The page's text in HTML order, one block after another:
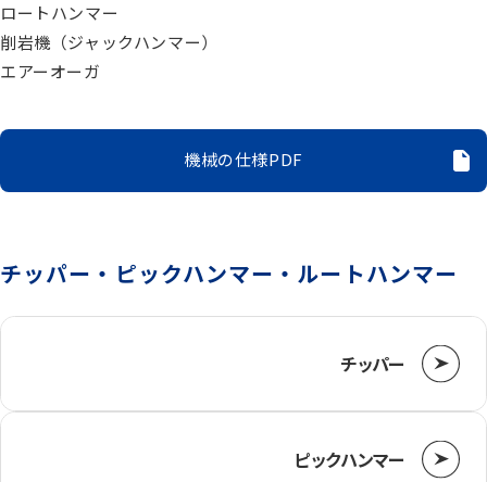
電動機器
水中ポンプ
洗浄機械
ロートハンマー
削岩機（ジャックハンマー）
エアーオーガ
機械の仕様PDF
チッパー・ピックハンマー・ルートハンマー
チッパー
ピックハンマー